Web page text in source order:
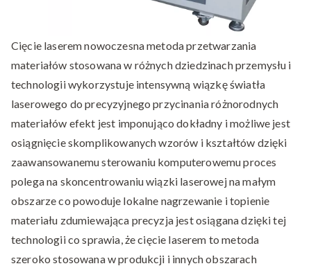
Cięcie laserem nowoczesna metoda przetwarzania
materiałów stosowana w różnych dziedzinach przemysłu i
technologii wykorzystuje intensywną wiązkę światła
laserowego do precyzyjnego przycinania różnorodnych
materiałów efekt jest imponująco dokładny i możliwe jest
osiągnięcie skomplikowanych wzorów i kształtów dzięki
zaawansowanemu sterowaniu komputerowemu proces
polega na skoncentrowaniu wiązki laserowej na małym
obszarze co powoduje lokalne nagrzewanie i topienie
materiału zdumiewająca precyzja jest osiągana dzięki tej
technologii co sprawia, że cięcie laserem to metoda
szeroko stosowana w produkcji i innych obszarach